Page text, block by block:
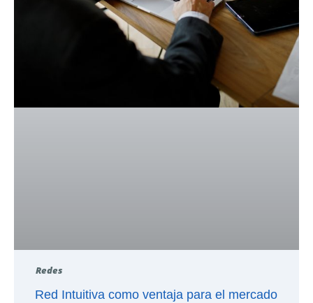
Redes
Red Intuitiva como ventaja para el mercado